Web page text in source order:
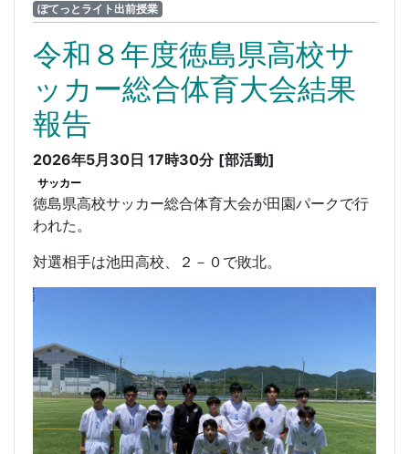
ぽてっとライト出前授業
令和８年度徳島県高校サ
ッカー総合体育大会結果
報告
2026年5月30日 17時30分 [部活動]
サッカー
徳島県高校サッカー総合体育大会が田園パークで行
われた。
対選相手は池田高校、２－０で敗北。